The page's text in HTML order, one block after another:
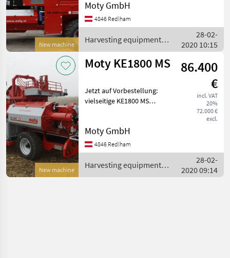
New machine
Siebtrommel am Mark für
die Saison 2027
vorbestellen!
hydroS Baujahr: 2027
Moty GmbH
4846 Redlham
Harvesting equipment
crop fields / Moty
28-02-
2020 10:15
New machine
Moty KE1800 MS
86.400
€
incl. VAT
20%
72.000 €
excl.
Jetzt auf Vorbestellung:
vielseitige KE1800 MS
für Kürbiskerne 4, 9 x 2, 1 x
2, 8 m (l x b x h) +/- 3.500 kg
ab 45 PS
Moty GmbH
4846 Redlham
Harvesting equipment
crop fields / Moty
28-02-
2020 09:14